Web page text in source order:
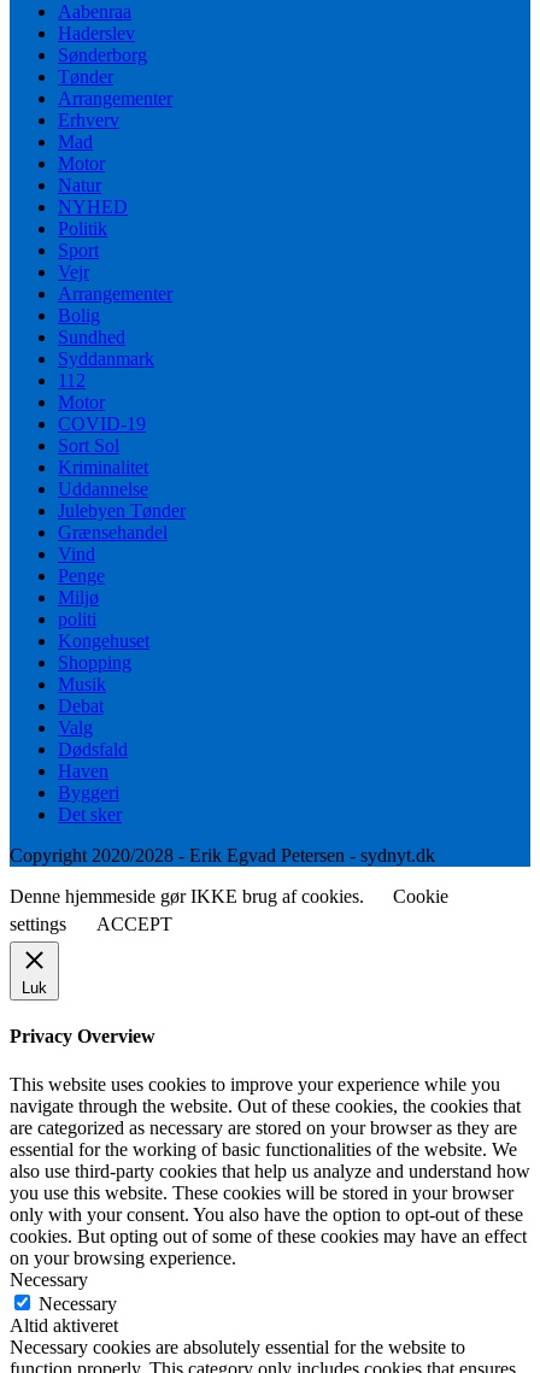
Aabenraa
Haderslev
Sønderborg
Tønder
Arrangementer
Erhverv
Mad
Motor
Natur
NYHED
Politik
Sport
Vejr
Arrangementer
Bolig
Sundhed
Syddanmark
112
Motor
COVID-19
Sort Sol
Kriminalitet
Uddannelse
Julebyen Tønder
Grænsehandel
Vind
Penge
Miljø
politi
Kongehuset
Shopping
Musik
Debat
Valg
Dødsfald
Haven
Byggeri
Det sker
Copyright 2020/2028 - Erik Egvad Petersen - sydnyt.dk
Denne hjemmeside gør IKKE brug af cookies.
Cookie
settings
ACCEPT
Luk
Privacy Overview
This website uses cookies to improve your experience while you
navigate through the website. Out of these cookies, the cookies that
are categorized as necessary are stored on your browser as they are
essential for the working of basic functionalities of the website. We
also use third-party cookies that help us analyze and understand how
you use this website. These cookies will be stored in your browser
only with your consent. You also have the option to opt-out of these
cookies. But opting out of some of these cookies may have an effect
on your browsing experience.
Necessary
Necessary
Altid aktiveret
Necessary cookies are absolutely essential for the website to
function properly. This category only includes cookies that ensures